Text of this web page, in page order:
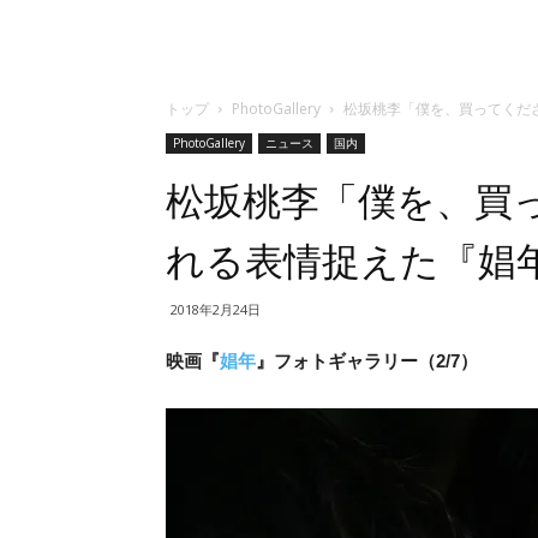
トップ PhotoGallery 松坂桃李「僕を、買ってく
PhotoGallery ニュース 国内
松坂桃李「僕を、買
れる表情捉えた『娼
2018年2月24日
映画『娼年 』フォトギャラリー（2/7）